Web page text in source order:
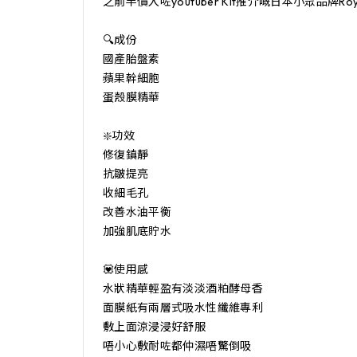
🔍成份
國產胎盤素
蘋果幹細胞
蛋殼膜精華
❇️功效
修復鎮靜
抗皺提亮
收細毛孔
改善水油平衡
加強肌底貯水
💟使用感
水狀精華輕盈有淡淡酒粕酵母香
面膜紙有兩層式吸水性纖維專利
敷上面涼浸浸好舒服
唔小心敷耐咗都仲濕唔驚倒吸